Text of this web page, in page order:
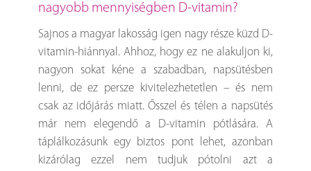
nagyobb mennyiségben D-vitamin?
Sajnos a magyar lakosság igen nagy része küzd D-
vitamin-hiánnyal. Ahhoz, hogy ez ne alakuljon ki,
nagyon sokat kéne a szabadban, napsütésben
lenni, de ez persze kivitelezhetetlen – és nem
csak az időjárás miatt. Ősszel és télen a napsütés
már nem elegendő a D-vitamin pótlására. A
táplálkozásunk egy biztos pont lehet, azonban
kizárólag ezzel nem tudjuk pótolni azt a